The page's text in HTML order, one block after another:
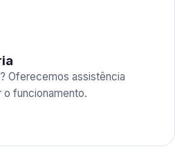
Oferecemos assistência
o funcionamento.